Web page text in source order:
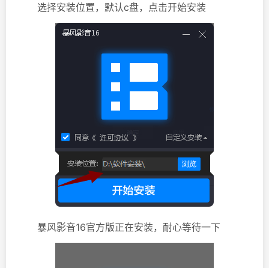
选择安装位置，默认c盘，点击开始安装
暴风影音16官方版正在安装，耐心等待一下